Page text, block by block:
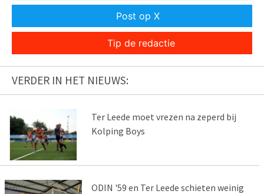
Post op X
Tip de redactie
VERDER IN HET NIEUWS:
Ter Leede moet vrezen na zeperd bij
Kolping Boys
ODIN '59 en Ter Leede schieten weinig